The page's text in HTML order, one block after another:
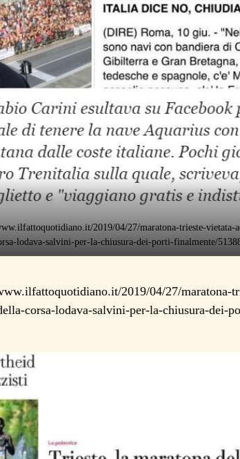
2019/04/27/maratona-trieste-vietata-
lodava-salvini-per-la-chiusura-dei-porti-finalmente/
2019/04/27/maratona-
corsa-lodava-salvini-per-la-chiusura-dei-